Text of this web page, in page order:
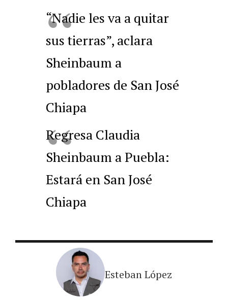
“Nadie les va a quitar
sus tierras”, aclara
Sheinbaum a
pobladores de San José
Chiapa
Regresa Claudia
Sheinbaum a Puebla:
Estará en San José
Chiapa
Esteban López